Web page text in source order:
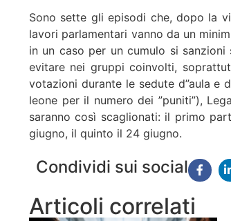
Sono sette gli episodi che, dopo la
lavori parlamentari vanno da un
in un caso per un cumulo si
evitare nei gruppi coinvolti,
votazioni durante le sedute d”aula
leone per il numero dei ”puniti”),
saranno così scaglionati: il primo
giugno, il quinto il 24 giugno.
Condividi sui social
Articoli correlati